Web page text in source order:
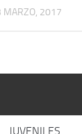
MARZO, 2017
JUVENILES